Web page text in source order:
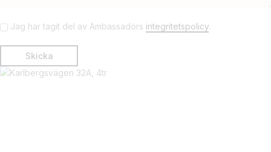
Jag har tagit del av Ambassadörs integritetspolicy.